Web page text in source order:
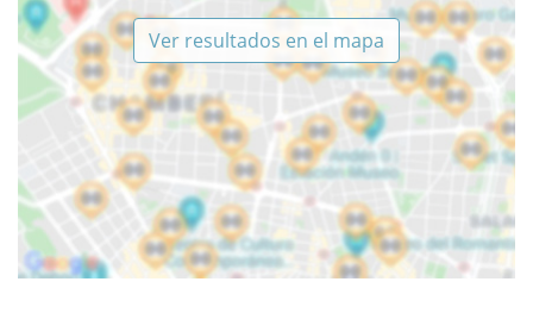
Ver resultados en el mapa